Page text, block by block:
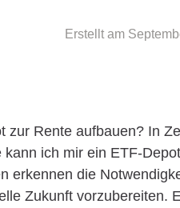
Erstellt am
zur Rente aufbauen? In
ich mir ein ETF-
erkennen die
Zukunft vorzubereiten.